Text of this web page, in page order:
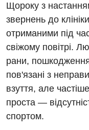
Вакансії
Заходи БПР
Діагностика
Щороку з
звернень до
отриманими під
свіжому повітрі.
рани, пошкодження
пов'язані з
взуття, але
проста —
спортом.